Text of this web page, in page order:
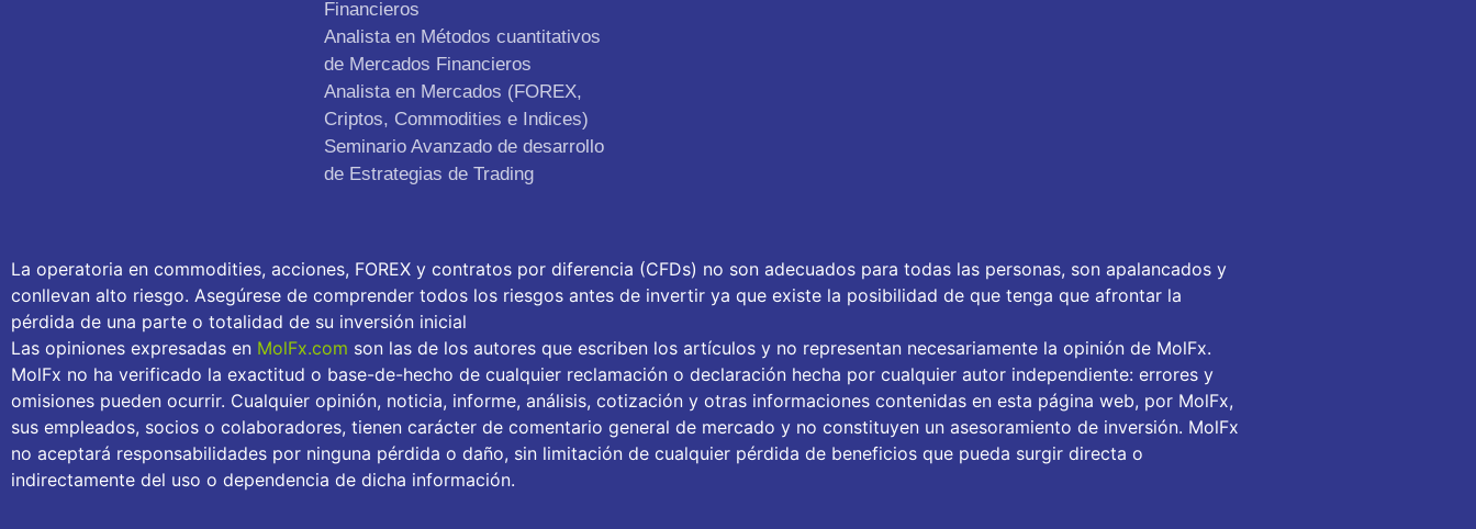
Financieros
Analista en Métodos cuantitativos
de Mercados Financieros
Analista en Mercados (FOREX,
Criptos, Commodities e Indices)
Seminario Avanzado de desarrollo
de Estrategias de Trading
La operatoria en commodities, acciones, FOREX y contratos por diferencia (CFDs) no son adecuados para todas las personas, son apalancados y
conllevan alto riesgo. Asegúrese de comprender todos los riesgos antes de invertir ya que existe la posibilidad de que tenga que afrontar la
pérdida de una parte o totalidad de su inversión inicial
Las opiniones expresadas en MolFx.com son las de los autores que escriben los artículos y no representan necesariamente la opinión de MolFx.
MolFx no ha verificado la exactitud o base-de-hecho de cualquier reclamación o declaración hecha por cualquier autor independiente: errores y
omisiones pueden ocurrir. Cualquier opinión, noticia, informe, análisis, cotización y otras informaciones contenidas en esta página web, por MolFx,
sus empleados, socios o colaboradores, tienen carácter de comentario general de mercado y no constituyen un asesoramiento de inversión. MolFx
no aceptará responsabilidades por ninguna pérdida o daño, sin limitación de cualquier pérdida de beneficios que pueda surgir directa o
indirectamente del uso o dependencia de dicha información.